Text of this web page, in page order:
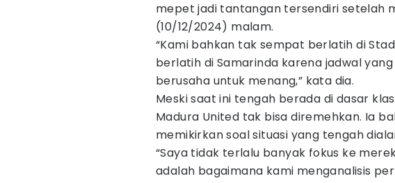
mepet jadi tantangan tersendiri setelah
(10/12/2024) malam.
“Kami bahkan tak sempat berlatih di
berlatih di Samarinda karena jadwal
berusaha untuk menang,” kata dia.
Meski saat ini tengah berada di dasar
Madura United tak bisa diremehkan. Ia
memikirkan soal situasi yang tengah
“Saya tidak terlalu banyak fokus ke
adalah bagaimana kami menganalisis